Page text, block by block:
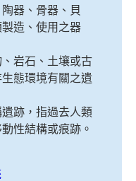
器、骨器、貝
造、使用之器
岩石、土壤或古
態環境有關之遺
跡，指過去人類
性結構或痕跡。